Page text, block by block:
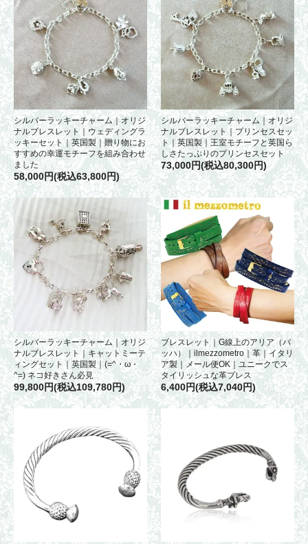
シルバーラッキーチャーム｜オリジ
ナルブレスレット｜ウェディングラ
ッキーセット｜英国製｜贈り物にお
すすめの幸運モチーフを組み合わせ
ました
58,000円(税込63,800円)
シルバーラッキーチャーム｜オリジ
ナルブレスレット｜プリンセスセッ
ト｜英国製｜王室モチーフと英国ら
しさたっぷりのプリンセスセット
73,000円(税込80,300円)
シルバーラッキーチャーム｜オリジ
ナルブレスレット｜キャットミーテ
ィングセット｜英国製｜(=^・ω・
^=) ネコ好きさん必見
99,800円(税込109,780円)
ブレスレット｜G線上のアリア（バ
ッハ）｜ilmezzometro｜革｜イタリ
ア製｜メール便OK｜ユニークでス
タイリッシュな革ブレス
6,400円(税込7,040円)